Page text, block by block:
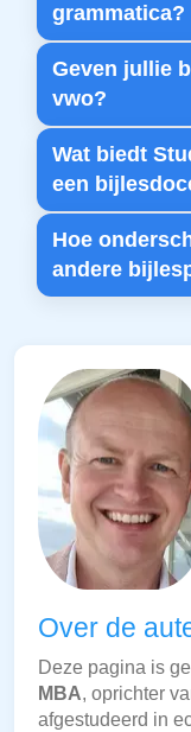
grammatica?
Geven jullie
vwo?
Wat biedt
een
Hoe
andere
Over de
Deze pagina is
MBA, oprichter
afgestudeerd in